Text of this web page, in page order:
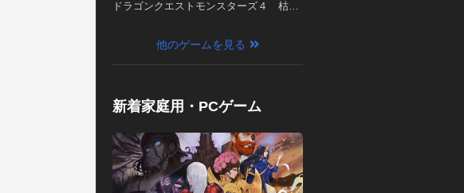
ドラゴンクエストモンスターズ４ 枯れ
他のゲームを見る
新着家庭用・PCゲーム